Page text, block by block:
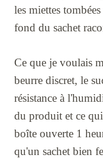
les miettes
fond du sachet
Ce que je voulais
beurre discret, le
résistance à
du produit et ce
boîte ouverte 1
qu'un sachet bien